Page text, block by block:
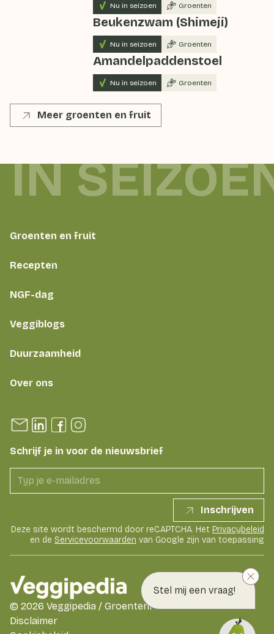
Stel mij een vraag!
Nu in seizoen Groenten
Beukenzwam (Shimeji)
Nu in seizoen Groenten
Amandelpaddenstoel
Nu in seizoen Groenten
Meer groenten en fruit
Groenten en fruit
Recepten
NGF-dag
Veggiblogs
Duurzaamheid
Over ons
Schrijf je in voor de nieuwsbrief
Inschrijven
Deze site wordt beschermd door reCAPTCHA. Het Privacybeleid
en de Servicevoorwaarden van Google zijn van toepassing
Disclaimer
© 2026 Veggipedia / GroentenFruit Huis